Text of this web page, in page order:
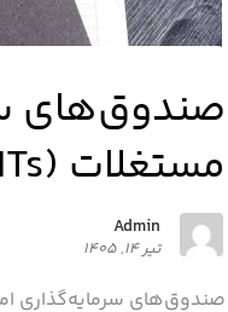
صندوق‌های
مستغلات (REITs) در ایران
Admin
تیر ۱۴, ۱۴۰۵